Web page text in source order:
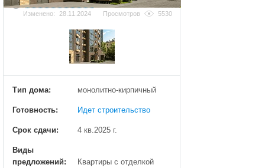
Добавить фотографию
Изменено:
28.11.2024 Просмотров 5530
Тип дома: монолитно-кирпичный
Готовность: Идет строительство
Срок сдачи: 4 кв.2025 г.
Виды
предложений:
Квартиры с отделкой